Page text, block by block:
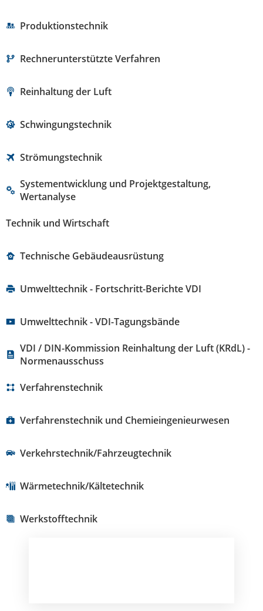
Produktionstechnik
Rechnerunterstützte Verfahren
Reinhaltung der Luft
Schwingungstechnik
Strömungstechnik
Systementwicklung und Projektgestaltung,
Wertanalyse
Technik und Wirtschaft
Technische Gebäudeausrüstung
Umwelttechnik - Fortschritt-Berichte VDI
Umwelttechnik - VDI-Tagungsbände
VDI / DIN-Kommission Reinhaltung der Luft (KRdL) -
Normenausschuss
Verfahrenstechnik
Verfahrenstechnik und Chemieingenieurwesen
Verkehrstechnik/Fahrzeugtechnik
Wärmetechnik/Kältetechnik
Werkstofftechnik